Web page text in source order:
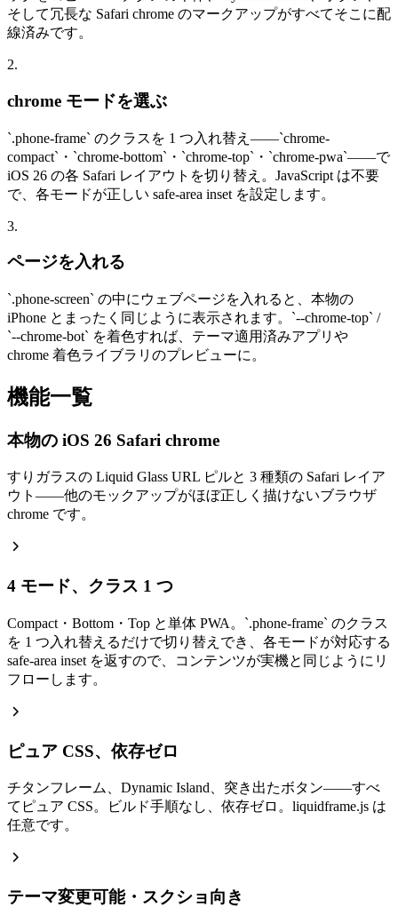
そして冗長な Safari chrome のマークアップがすべてそこに配
線済みです。
2.
chrome モードを選ぶ
`.phone-frame` のクラスを 1 つ入れ替え——`chrome-
compact` ・ `chrome-bottom` ・ `chrome-top` ・ `chrome-pwa`——で
iOS 26 の各 Safari レイアウトを切り替え。JavaScript は不要
で、各モードが正しい safe-area inset を設定します。
3.
ページを入れる
`.phone-screen` の中にウェブページを入れると、本物の
iPhone とまったく同じように表示されます。 `--chrome-top` /
`--chrome-bot` を着色すれば、テーマ適用済みアプリや
chrome 着色ライブラリのプレビューに。
機能一覧
本物の iOS 26 Safari chrome
すりガラスの Liquid Glass URL ピルと 3 種類の Safari レイア
ウト——他のモックアップがほぼ正しく描けないブラウザ
chrome です。
4 モード、クラス 1 つ
Compact・Bottom・Top と単体 PWA。 `.phone-frame` のクラス
を 1 つ入れ替えるだけで切り替えでき、各モードが対応する
safe-area inset を返すので、コンテンツが実機と同じようにリ
フローします。
ピュア CSS、依存ゼロ
チタンフレーム、Dynamic Island、突き出たボタン——すべ
てピュア CSS。ビルド手順なし、依存ゼロ。liquidframe.js は
任意です。
テーマ変更可能・スクショ向き